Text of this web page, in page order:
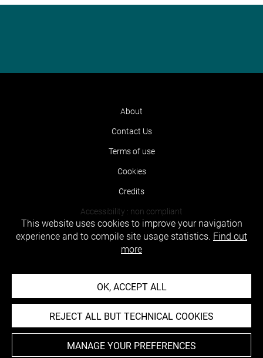
About
Contact Us
Terms of use
Cookies
Credits
Accessibility : non compliant
This website uses cookies to improve your navigation
experience and to compile site usage statistics. Find out
more
OK, ACCEPT ALL
REJECT ALL BUT TECHNICAL COOKIES
MANAGE YOUR PREFERENCES